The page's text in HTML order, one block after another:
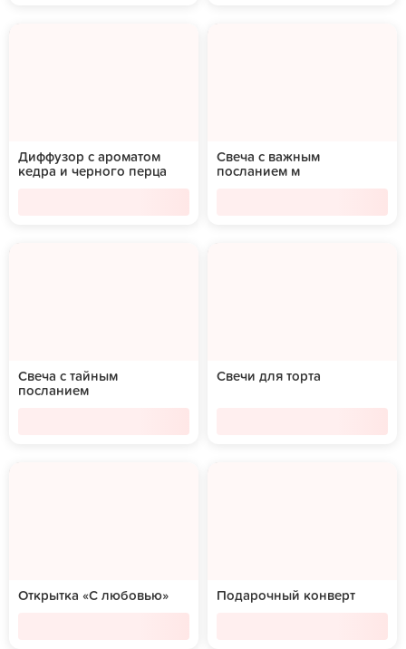
Диффузор с ароматом
кедра и черного перца
Свеча с важным
посланием м
Свеча с тайным
посланием
Свечи для торта
Открытка «С любовью» Подарочный конверт